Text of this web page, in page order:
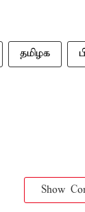
தமிழக
Show